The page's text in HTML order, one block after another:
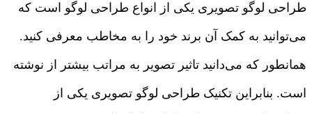
طراحی لوگو تصویری یکی از انواع طراحی لوگو است که
می‌توانید به کمک آن برند خود را به مخاطب معرفی کنید.
همانطور که می‌دانید تاثیر تصویر به مراتب بیشتر از نوشته
است. بنابراین تکنیک طراحی لوگو تصویری یکی از